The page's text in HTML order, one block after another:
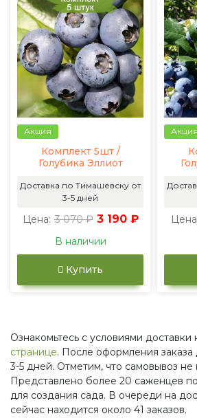
Акция
Комплект 5шт /
Голубика Эллиот
Доставка по Тимашевску от
3-5 дней
Цена: 3 070 ₽ 3 190 ₽
В наличии
Купить
Акция
Ознакомьтесь с условиями доставки
странице. После оформления заказа
3-5 дней. Отметим, что самовывоз не
Представлено более 20 саженцев
для создания сада. В очереди на
сейчас находится около 41 заказов.